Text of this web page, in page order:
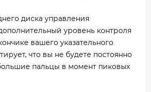
диска управления
уровень контроля
вашего указательного
что вы не будете постоянно
пальцы в момент пиковых